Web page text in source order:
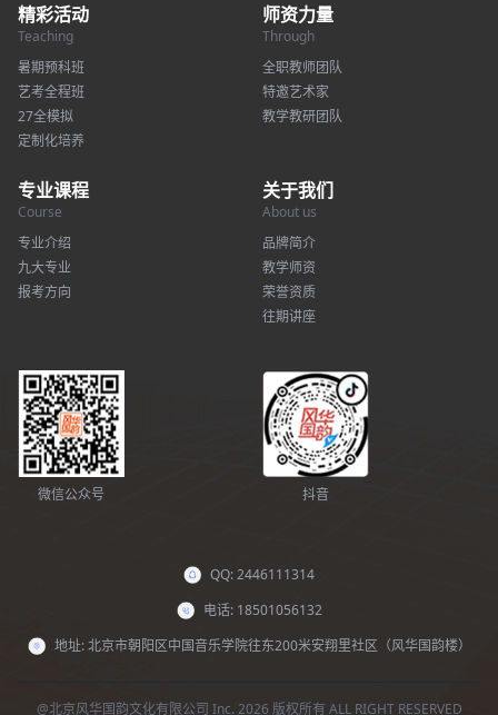
精彩活动
Teaching
暑期预科班
艺考全程班
27全模拟
定制化培养
师资力量
Through
全职教师团队
特邀艺术家
教学教研团队
专业课程
Course
专业介绍
九大专业
报考方向
关于我们
About us
品牌简介
教学师资
荣誉资质
往期讲座
微信公众号 抖音
QQ: 2446111314
电话: 18501056132
地址: 北京市朝阳区中国音乐学院往东200米安翔里社区（风华国韵楼）
@北京风华国韵文化有限公司 Inc. 2026 版权所有 ALL RIGHT RESERVED